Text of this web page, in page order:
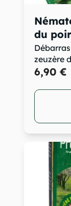
du
zeuzère
6,90 €